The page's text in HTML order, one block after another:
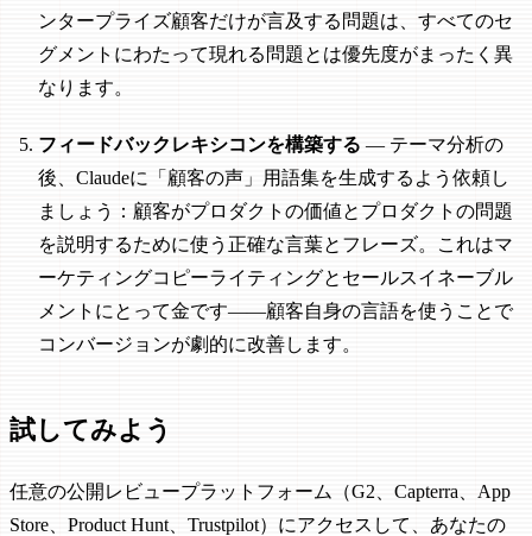
ンタープライズ顧客だけが言及する問題は、すべてのセ
グメントにわたって現れる問題とは優先度がまったく異
なります。
フィードバックレキシコンを構築する — テーマ分析の
後、Claudeに「顧客の声」用語集を生成するよう依頼し
ましょう：顧客がプロダクトの価値とプロダクトの問題
を説明するために使う正確な言葉とフレーズ。これはマ
ーケティングコピーライティングとセールスイネーブル
メントにとって金です——顧客自身の言語を使うことで
コンバージョンが劇的に改善します。
試してみよう
任意の公開レビュープラットフォーム（G2、Capterra、App
Store、Product Hunt、Trustpilot）にアクセスして、あなたの